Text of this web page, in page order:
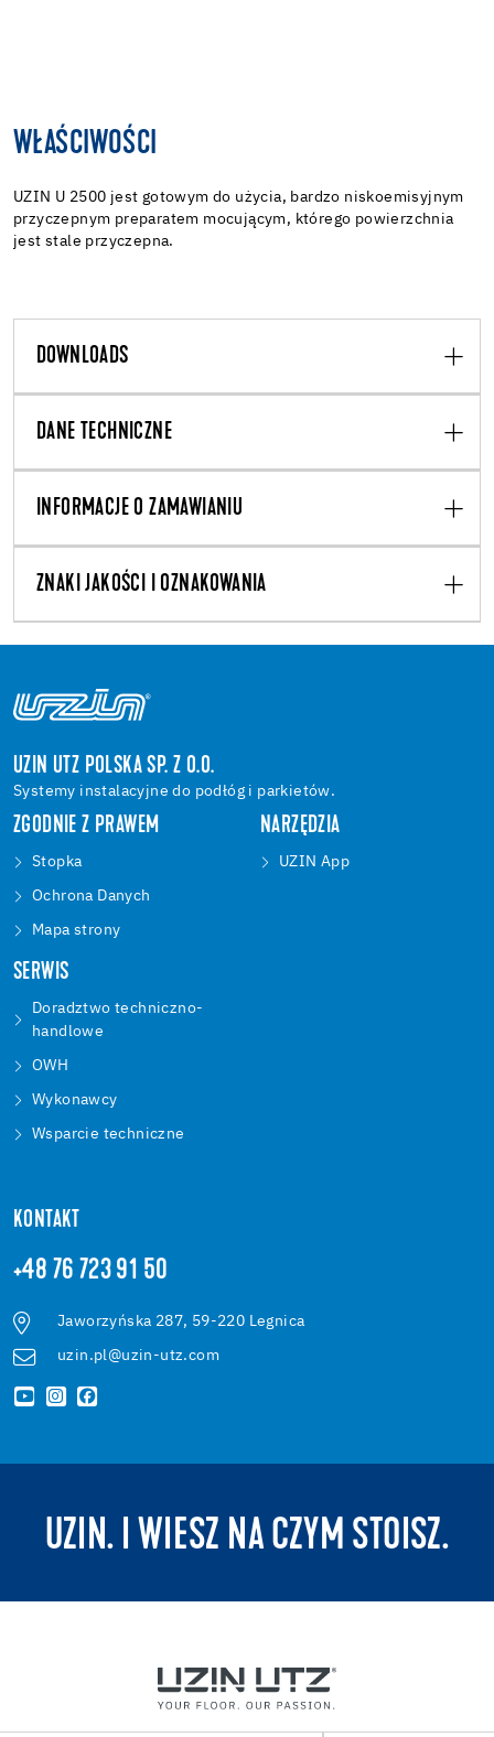
WŁAŚCIWOŚCI
UZIN U 2500 jest gotowym do użycia, bardzo niskoemisyjnym
przyczepnym preparatem mocującym, którego powierzchnia
jest stale przyczepna.
DOWNLOADS
DANE TECHNICZNE
INFORMACJE O ZAMAWIANIU
ZNAKI JAKOŚCI I OZNAKOWANIA
UZIN UTZ POLSKA SP. Z O.O.
Systemy instalacyjne do podłóg i parkietów.
ZGODNIE Z PRAWEM
Stopka
Ochrona Danych
Mapa strony
NARZĘDZIA
UZIN App
SERWIS
Doradztwo techniczno-
handlowe
OWH
Wykonawcy
Wsparcie techniczne
KONTAKT
+48 76 723 91 50
Jaworzyńska 287, 59-220 Legnica
uzin.pl@uzin-utz.com
UZIN. I WIESZ NA CZYM STOISZ.